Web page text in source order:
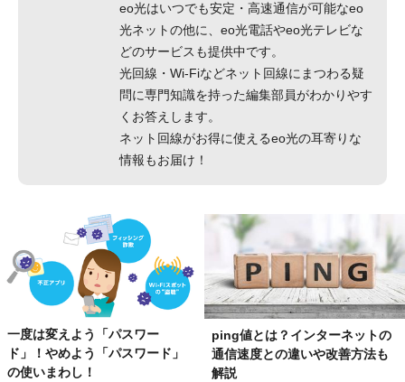
eo光はいつでも安定・高速通信が可能なeo
光ネットの他に、eo光電話やeo光テレビな
どのサービスも提供中です。
光回線・Wi-Fiなどネット回線にまつわる疑
問に専門知識を持った編集部員がわかりやす
くお答えします。
ネット回線がお得に使えるeo光の耳寄りな
情報もお届け！
一度は変えよう「パスワー
ド」！やめよう「パスワード」
の使いまわし！
ping値とは？インターネットの
通信速度との違いや改善方法も
解説